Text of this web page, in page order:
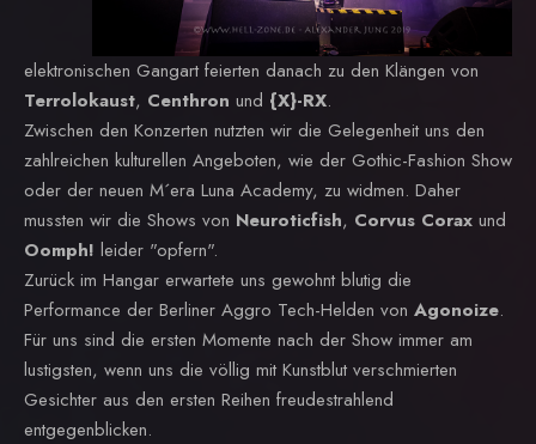
elektronischen Gangart feierten danach zu den Klängen von
Terrolokaust, Centhron und {X}-RX.
Zwischen den Konzerten nutzten wir die Gelegenheit uns den
zahlreichen kulturellen Angeboten, wie der Gothic-Fashion Show
oder der neuen M´era Luna Academy, zu widmen. Daher
mussten wir die Shows von Neuroticfish, Corvus Corax und
Oomph! leider "opfern".
Zurück im Hangar erwartete uns gewohnt blutig die
Performance der Berliner Aggro Tech-Helden von Agonoize.
Für uns sind die ersten Momente nach der Show immer am
lustigsten, wenn uns die völlig mit Kunstblut verschmierten
Gesichter aus den ersten Reihen freudestrahlend
entgegenblicken.